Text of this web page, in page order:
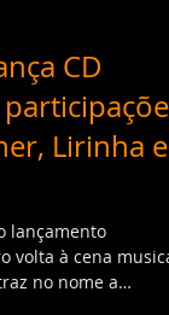
CD
Lirinha e